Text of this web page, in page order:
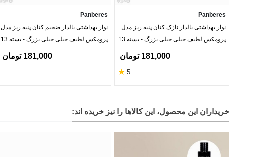
Panberes
نوار بهداشتی بالدار نازک کتان پنبه ریز مدل
پرومکس لطیف خیلی خیلی بزرگ - بسته 13
181,000 تومان
5
★
Panberes
نوار بهداشتی بالدار ضخیم کتان پنبه ریز مدل
پرومکس لطیف خیلی خیلی بزرگ - بسته 13
181,000 تومان
خریداران این محصول، این کالاها را نیز خریده اند: